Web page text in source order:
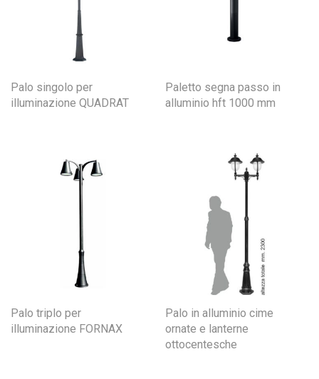
Palo singolo per
illuminazione QUADRAT
Paletto segna passo in
alluminio hft 1000 mm
Palo triplo per
illuminazione FORNAX
Palo in alluminio cime
ornate e lanterne
ottocentesche